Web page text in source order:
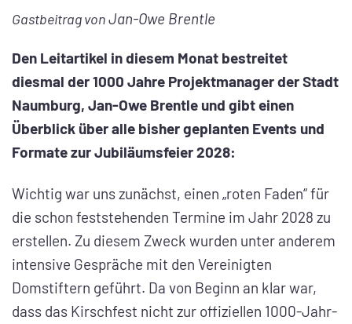
Gastbeitrag vonJan-Owe Brentle
Den Leitartikel in diesem Monat bestreitet
diesmal der 1000 Jahre Projektmanager der Stadt
Naumburg, Jan-Owe Brentle und gibt einen
Überblick über alle bisher geplanten Events und
Formate zur Jubiläumsfeier 2028:
Wichtig war uns zunächst, einen „roten Faden“ für
die schon feststehenden Termine im Jahr 2028 zu
erstellen. Zu diesem Zweck wurden unter anderem
intensive Gespräche mit den Vereinigten
Domstiftern geführt. Da von Beginn an klar war,
dass das Kirschfest nicht zur offiziellen 1000-Jahr-